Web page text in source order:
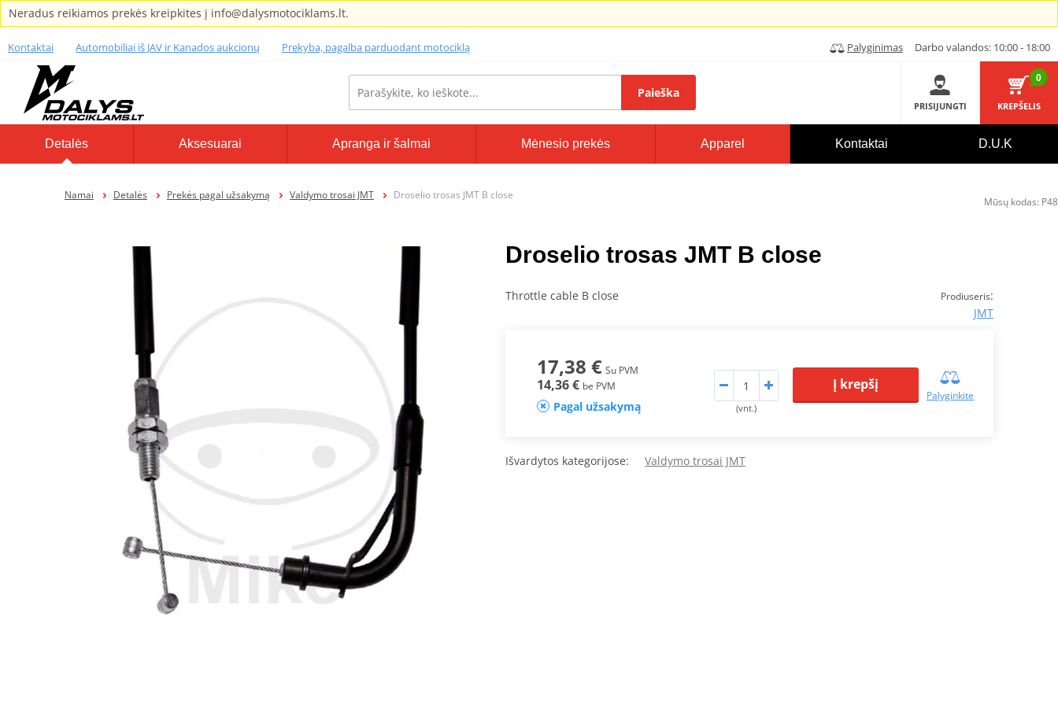
Neradus reikiamos prekės kreipkites į info@dalysmotociklams.lt.
Kontaktai Automobiliai iš JAV ir Kanados aukcionų Prekyba, pagalba parduodant motociklą Palyginimas Darbo valandos: 10:00 - 18:00
Paieška
PRISIJUNGTI
0
KREPŠELIS
Detalės Aksesuarai Apranga ir šalmai Mėnesio prekės Apparel Kontaktai D.U.K
Namai Detalės Prekės pagal užsakymą Valdymo trosai JMT Droselio trosas JMT B close
Droselio trosas JMT B close
Prodiuseris:
JMT
Throttle cable B close
17,38 € Su PVM
14,36 € be PVM
Pagal užsakymą (vnt.)
Į krepšį
Palyginkite
Išvardytos kategorijose: Valdymo trosai JMT
Mūsų kodas: P48